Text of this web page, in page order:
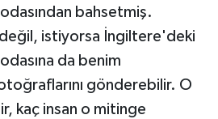
bahsetmiş.
istiyorsa İngiltere'deki
da benim
gönderebilir. O
kaç insan o mitinge